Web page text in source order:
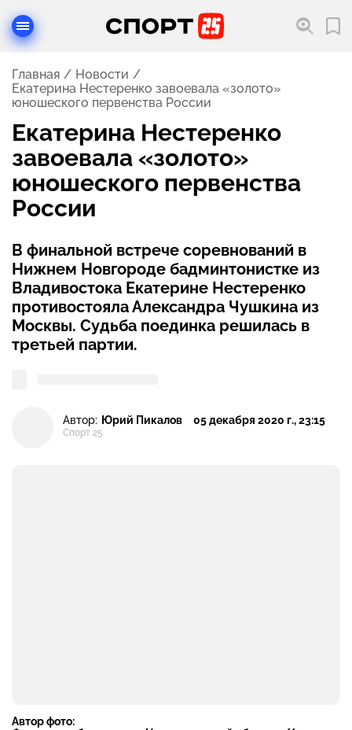
Главная
Новости
Екатерина Нестеренко завоевала «золото»
юношеского первенства России
Екатерина Нестеренко
завоевала «золото»
юношеского первенства
России
В финальной встрече соревнований в
Нижнем Новгороде бадминтонистке из
Владивостока Екатерине Нестеренко
противостояла Александра Чушкина из
Москвы. Судьба поединка решилась в
третьей партии.
Автор: Юрий Пикалов
Спорт 25
05 декабря 2020 г., 23:15
Автор фото: